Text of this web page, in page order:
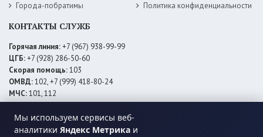
Мы используем сервисы веб-
аналитики Яндекс Метрика и
Города-побратимы
Политика конфиденциальности
КОНТАКТЫ СЛУЖБ
Горячая линия:+7 (967) 938-99-99
ЦГБ:+7 (928) 286-50-60
Скорая помощь:103
ОМВД:102, +7 (999) 418-80-24
МЧС:101, 112
ЕДДС:+7 (928) 576-09-83
Электросети:+7 (800) 220-02-20
Даггаз:+7 (928) 980-64-04